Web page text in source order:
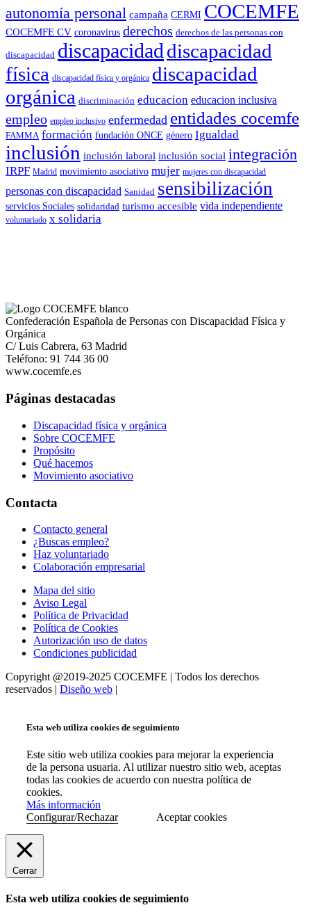
autonomía personal campaña CERMI COCEMFE
COCEMFE CV coronavirus derechos derechos de las personas con
discapacidad discapacidad discapacidad
física discapacidad física y orgánica discapacidad
orgánica discriminación educacion educacion inclusiva
empleo empleo inclusivo enfermedad entidades cocemfe
FAMMA formación fundación ONCE género Igualdad
inclusión inclusión laboral inclusión social integración
IRPF Madrid movimiento asociativo mujer mujeres con discapacidad
personas con discapacidad Sanidad sensibilización
servicios Sociales solidaridad turismo accesible vida independiente
voluntariado x solidaria
Confederación Española de Personas con Discapacidad Física y
Orgánica
C/ Luis Cabrera, 63 Madrid
Teléfono: 91 744 36 00
www.cocemfe.es
Páginas destacadas
Discapacidad física y orgánica
Sobre COCEMFE
Propósito
Qué hacemos
Movimiento asociativo
Contacta
Contacto general
¿Buscas empleo?
Haz voluntariado
Colaboración empresarial
Mapa del sitio
Aviso Legal
Política de Privacidad
Política de Cookies
Autorización uso de datos
Condiciones publicidad
Copyright @2019-2025 COCEMFE | Todos los derechos
reservados | Diseño web |
Esta web utiliza cookies de seguimiento
Este sitio web utiliza cookies para mejorar la experiencia
de la persona usuaria. Al utilizar nuestro sitio web, aceptas
todas las cookies de acuerdo con nuestra política de
cookies.
Más información
Configurar/Rechazar
Aceptar cookies
Cerrar
Esta web utiliza cookies de seguimiento